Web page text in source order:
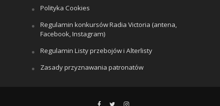
Polityka Cookies
Regulamin konkursów Radia Victoria (antena,
Facebook, Instagram)
Regulamin Listy przebojów i Alterlisty
Zasady przyznawania patronatów